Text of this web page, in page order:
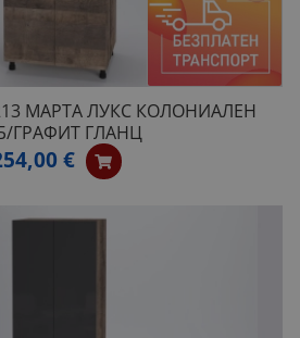
МАРТА ЛУКС КОЛОНИАЛЕН
ГРАФИТ ГЛАНЦ
€